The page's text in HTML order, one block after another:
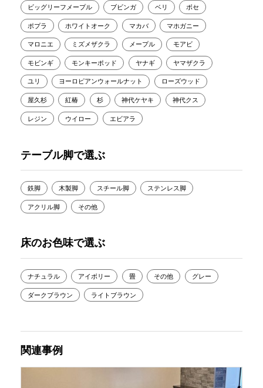
ビッグリーフメープル ブビンガ ベリ ボセ
ポプラ ホワイトオーク マカバ マホガニー
マロニエ ミズメザクラ メープル モアビ
モビンギ モンキーポッド ヤナギ ヤマザクラ
ユリ ヨーロピアンウォールナット ローズウッド
屋久杉 紅椿 杉 神代ケヤキ 神代クス
レジン ウイロー エビアラ
テーブル脚で選ぶ
鉄脚 木製脚 スチール脚 ステンレス脚
アクリル脚 その他
床のお色味で選ぶ
ナチュラル アイボリー 畳 その他 グレー
ダークブラウン ライトブラウン
関連事例